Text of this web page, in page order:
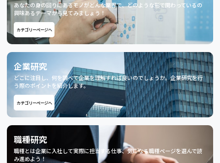
あなたの身の回りにあるモノがどんな業界で、どのような形で関わっているの
興味あるテーマから見てみましょう！
カテゴリーページへ
企業研究
どこに注目し、何を調べて企業を理解すれば良いのでしょうか。企業研究を行
う際のポイントを紹介します。
カテゴリーページへ
職種研究
職種とは企業に入社して実際に担当する仕事、気になる職種ページを選んで読
み進めよう！